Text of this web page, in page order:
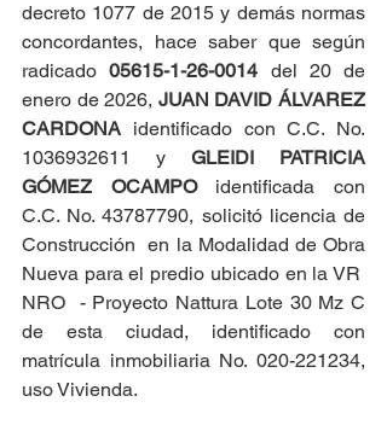
decreto 1077 de 2015 y demás normas
concordantes, hace saber que según
radicado 05615-1-26-0014 del 20 de
enero de 2026, JUAN DAVID ÁLVAREZ
CARDONA identificado con C.C. No.
1036932611 y GLEIDI PATRICIA
GÓMEZ OCAMPO identificada con
C.C. No. 43787790, solicitó licencia de
Construcción  en la Modalidad de Obra
Nueva para el predio ubicado en la VR
NRO  - Proyecto Nattura Lote 30 Mz C
de esta ciudad, identificado con
matrícula inmobiliaria No. 020-221234,
uso Vivienda.